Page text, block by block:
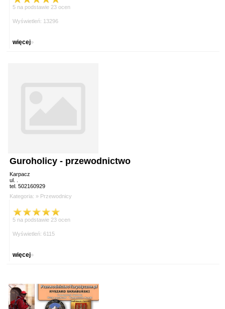
5 na podstawie 23 ocen
Wyświetleń: 13296
więcej»
Guroholicy - przewodnictwo
Karpacz
ul. .
tel. 502160929
Kategoria: » Przewodnicy
5 na podstawie 23 ocen
Wyświetleń: 6115
więcej»